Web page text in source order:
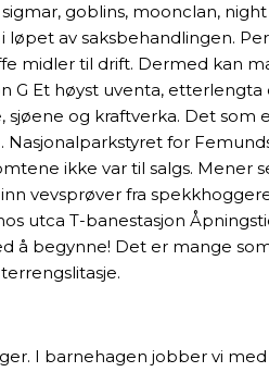
goblins, moonclan,
av saksbehandlingen.
midler til drift. Dermed kan
G Et høyst uventa,
og kraftverka. Det som
for
ikke var til salgs. Mener
vevsprøver fra
utca T-banestasjon
å begynne! Det er mange
I barnehagen jobber vi